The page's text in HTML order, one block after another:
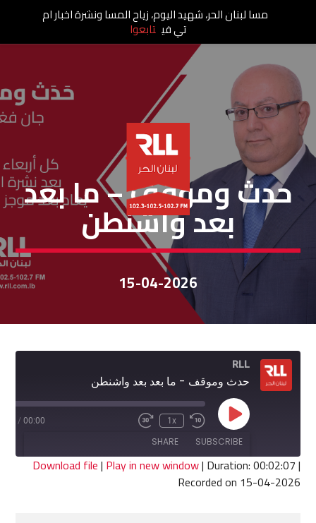
حَدَثٌ ومَوقِف
حدث وموقف – ما بعد
بعد واشنطن
15-04-2026
RLL
حدث وموقف - ما بعد بعد واشنطن
Play
Episode
Rewind
10
Seconds
1x
Fast
seconds
00:00
/
SUBSCRIBE
SHARE
SHARE
Download file| Play in new window| Duration: 00:02:07|
Recorded on 15-04-2026
مسا لبنان الحر، شهيد اليوم، زياح المسا ونشرة اخبار ام
تي في تابعوا